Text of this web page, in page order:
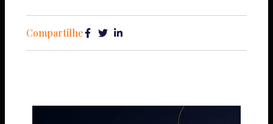
Compartilhe